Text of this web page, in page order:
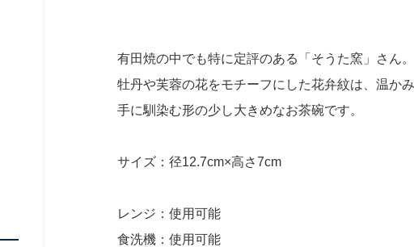
有田焼の中でも特に定評のある「そうた窯」さん。
牡丹や芙蓉の花をモチーフにした花弁紋は、温か
手に馴染む形の少し大きめなお茶碗です。
サイズ：径12.7cm×高さ7cm
レンジ：使用可能
食洗機：使用可能